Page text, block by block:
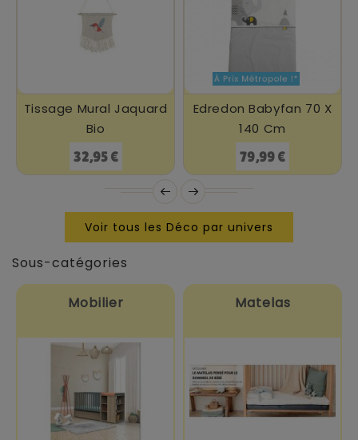
Tissage Mural Jaquard
Bio
Prix
32,95 €
Edredon Babyfan 70 X
140 Cm
Prix
79,99 €
Voir tous les Déco par univers
Sous-catégories
Mobilier Matelas